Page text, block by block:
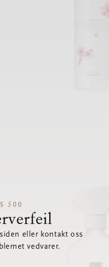
500
eller kontakt oss
vedvarer.